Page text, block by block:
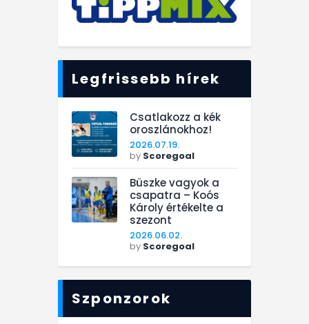
Legfrissebb hírek
Csatlakozz a kék
oroszlánokhoz!
2026.07.19.
by Scoregoal
Büszke vagyok a
csapatra – Koós
Károly értékelte a
szezont
2026.06.02.
by Scoregoal
Szponzorok